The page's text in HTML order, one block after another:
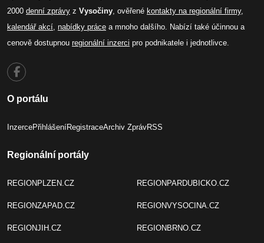
2000 denní zprávy z Vysočiny , ověřené kontakty na regionální firmy,
kalendář akcí nabídky práce a mnoho dalšího. Nabízí také účinnou a
cenově dostupnou regionální inzerci pro podnikatele i jednotlivce.
O portálu
InzercePřihlášeníRegistraceArchiv ZprávRSS
Regionální portály
REGIONPLZEN.CZ
REGIONZAPAD.CZ
REGIONJIH.CZ
REGIONPARDUBICKO.CZ
REGIONVYSOCINA.CZ
REGIONBRNO.CZ